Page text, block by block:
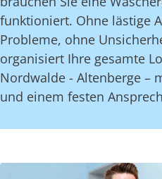
funktioniert. Ohne lästige
Probleme, ohne
organisiert Ihre gesamte
Nordwalde - Altenberge –
und einem festen